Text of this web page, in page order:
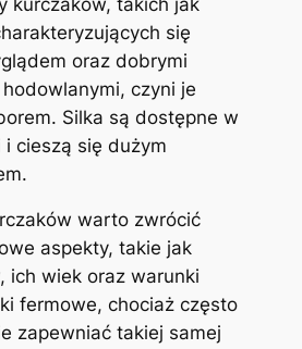
się
oraz dobrymi
czyni je
Silka są dostępne w
cieszą się dużym
warto zwrócić
aspekty, takie jak
ich wiek oraz warunki
fermowe, chociaż często
zapewniać takiej samej